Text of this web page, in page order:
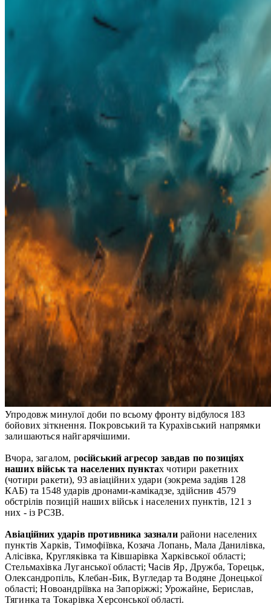
Упродовж минулої доби по всьому фронту відбулося 183
бойових зіткнення. Покровський та Курахівський напрямки
залишаються найгарячішими.
Вчора, загалом, російський агресор завдав по позиціях
наших військ та населених пунктах чотири ракетних
(чотири ракети), 93 авіаційних удари (зокрема задіяв 128
КАБ) та 1548 ударів дронами-камікадзе, здійснив 4579
обстрілів позицій наших військ і населених пунктів, 121 з
них - із РСЗВ.
Авіаційних ударів противника зазнали райони населених
пунктів Харків, Тимофіївка, Козача Лопань, Мала Данилівка,
Алісівка, Кругляківка та Ківшарівка Харківської області;
Стельмахівка Луганської області; Часів Яр, Дружба, Торецьк,
Олександропіль, Клебан-Бик, Вугледар та Водяне Донецької
області; Новоандріївка на Запоріжжі; Урожайне, Берислав,
Тягинка та Токарівка Херсонської області.